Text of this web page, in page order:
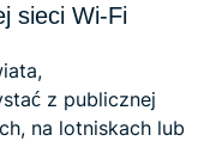
sieci Wi-Fi
z publicznej
na lotniskach lub